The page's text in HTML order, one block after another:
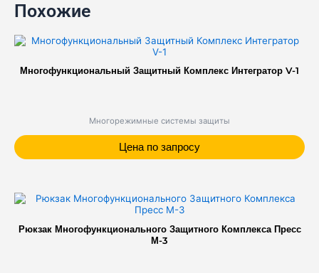
Похожие
Цена по запросу
Многорежимные системы защиты
Многофункциональный Защитный Комплекс Интегратор V-1
Рюкзак Многофункционального Защитного Комплекса Пресс
М-3